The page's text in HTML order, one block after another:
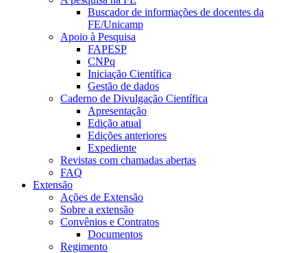
Buscador de informações de docentes da
FE/Unicamp
Apoio à Pesquisa
FAPESP
CNPq
Iniciação Científica
Gestão de dados
Caderno de Divulgação Científica
Apresentação
Edição atual
Edições anteriores
Expediente
Revistas com chamadas abertas
FAQ
Extensão
Ações de Extensão
Sobre a extensão
Convênios e Contratos
Documentos
Regimento